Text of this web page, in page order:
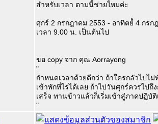
สำหรับเวลา ตามนี้ช่ายใหมค่ะ
ศุกร์ 2 กรกฎาคม 2553 - อาทิตย์์ 4 กรก
เวลา 9.00 น. เป็นต้นไป
ขอ copy จาก คุณ Aorrayong
"
กำหนดเวลาด้วยดีกว่า ถ้าใครกลัวไปไ
เข้าพักที่ไร่ได้เลย ถ้าไปวันศุกร์ควรไป
เสร็จ ทานข้าวแล้วก็เริ่มเข้าสู่ภาคปฏิบัติ
"